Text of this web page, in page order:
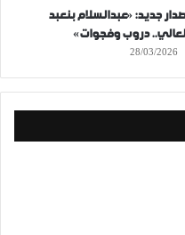
جديد: «عبدالسلام بنعبد
دروب وفجوات»
28/03/2026